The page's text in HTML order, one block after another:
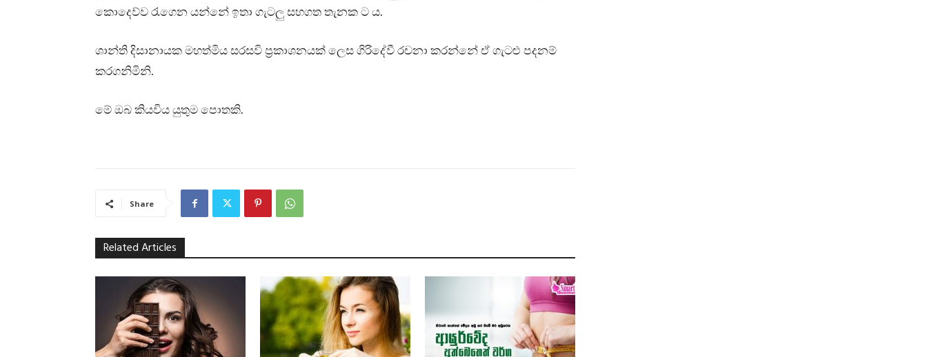
කොදෙව්ව රැගෙන යන්නේ ඉතා ගැටලු සහගත තැනක ට ය.
ශාන්ති දිසානායක මහත්මිය සරසවි ප්‍රකාශනයක් ලෙස ගිරිදේවී රචනා කරන්නේ ඒ ගැටළු පදනම්
කරගනිමිනි.
මේ ඔබ කියවිය යුතුම පොතකි.
Share
Related Articles